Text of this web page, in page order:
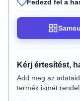
Fedezd fel a
Kérj értesítést,
Add meg az
termék ismét